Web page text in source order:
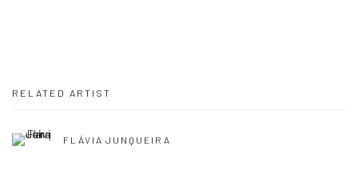
RELATED ARTIST
FLÁVIA JUNQUEIRA